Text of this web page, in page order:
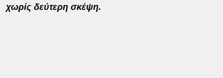
χωρίς δεύτερη σκέψη.